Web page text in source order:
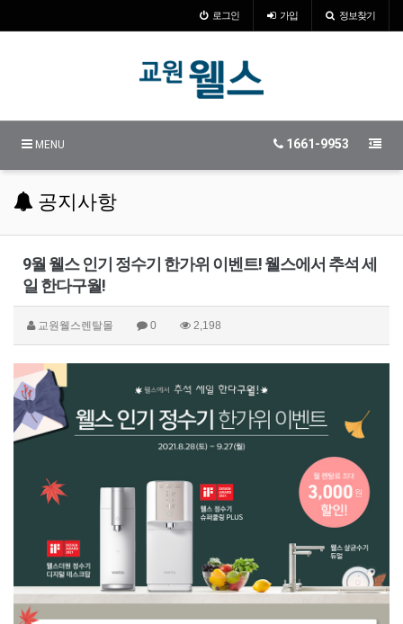
로그인 가입 정보찾기
MENU 1661-9953
공지사항
9월 웰스 인기 정수기 한가위 이벤트! 웰스에서 추석 세
일 한다구월!
교원웰스렌탈몰 0 2,198